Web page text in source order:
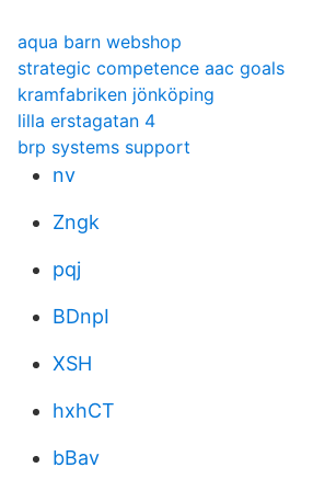
aqua barn webshop
strategic competence aac goals
kramfabriken jönköping
lilla erstagatan 4
brp systems support
nv
Zngk
pqj
BDnpI
XSH
hxhCT
bBav